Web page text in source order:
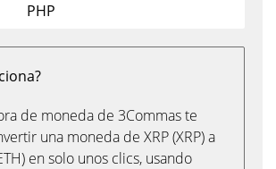
PHP
de moneda de 3Commas te
una moneda de XRP (XRP) a
en solo unos clics, usando